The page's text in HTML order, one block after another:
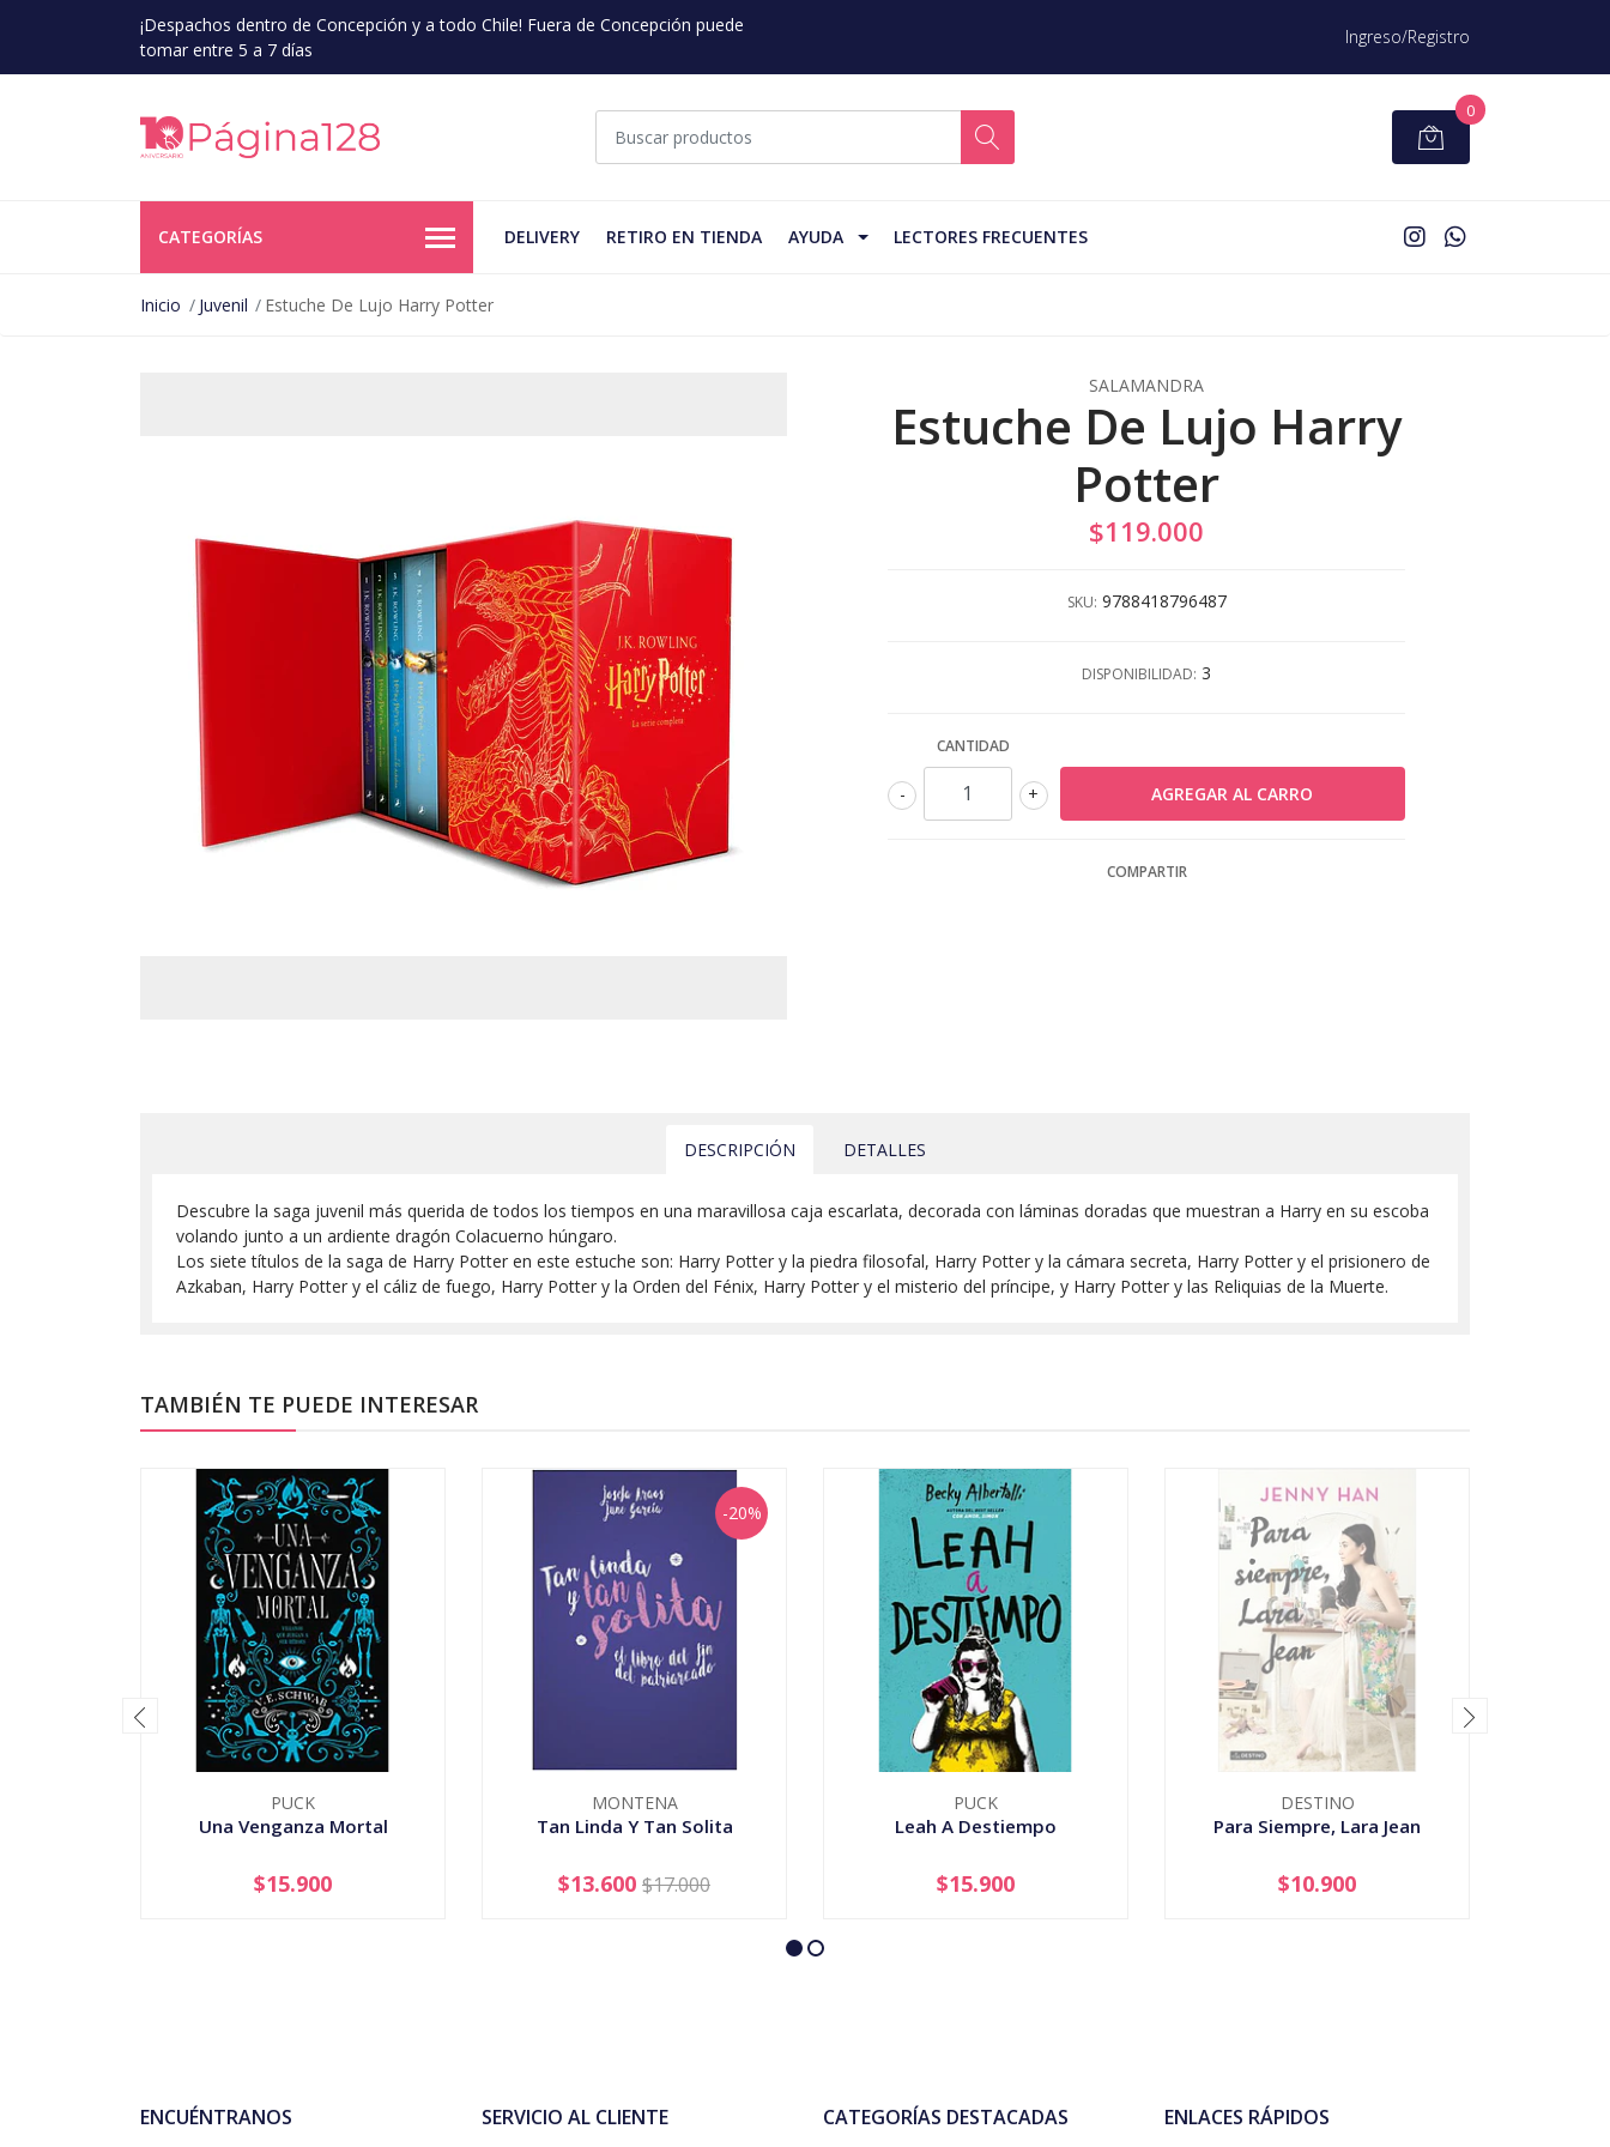
¡Despachos dentro de Concepción y a todo Chile! Fuera de Concepción puede
tomar entre 5 a 7 días
Ingreso/Registro
0
CATEGORÍAS DELIVERY RETIRO EN TIENDA AYUDA LECTORES FRECUENTES
Inicio Juvenil Estuche De Lujo Harry Potter
SALAMANDRA
Estuche De Lujo Harry
Potter
$119.000
SKU: 9788418796487
DISPONIBILIDAD: 3
CANTIDAD
+
-
COMPARTIR
DESCRIPCIÓN DETALLES
Descubre la saga juvenil más querida de todos los tiempos en una maravillosa caja escarlata, decorada con láminas doradas que muestran a Harry en su escoba
volando junto a un ardiente dragón Colacuerno húngaro.
Los siete títulos de la saga de Harry Potter en este estuche son: Harry Potter y la piedra filosofal, Harry Potter y la cámara secreta, Harry Potter y el prisionero de
Azkaban, Harry Potter y el cáliz de fuego, Harry Potter y la Orden del Fénix, Harry Potter y el misterio del príncipe, y Harry Potter y las Reliquias de la Muerte.
TAMBIÉN TE PUEDE INTERESAR
PUCK
Una Venganza Mortal
+
$15.900
-20%
MONTENA
Tan Linda Y Tan Solita
+
$13.600 $17.000
PUCK
Leah A Destiempo
+
$15.900
DESTINO
Para Siempre, Lara Jean
AGOTADO
$10.900
ENCUÉNTRANOS SERVICIO AL CLIENTE CATEGORÍAS DESTACADAS ENLACES RÁPIDOS